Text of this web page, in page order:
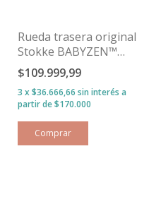
Rueda trasera original
Stokke BABYZEN™
YOYO²
$109.999,99
3 x$36.666,66 sin interés